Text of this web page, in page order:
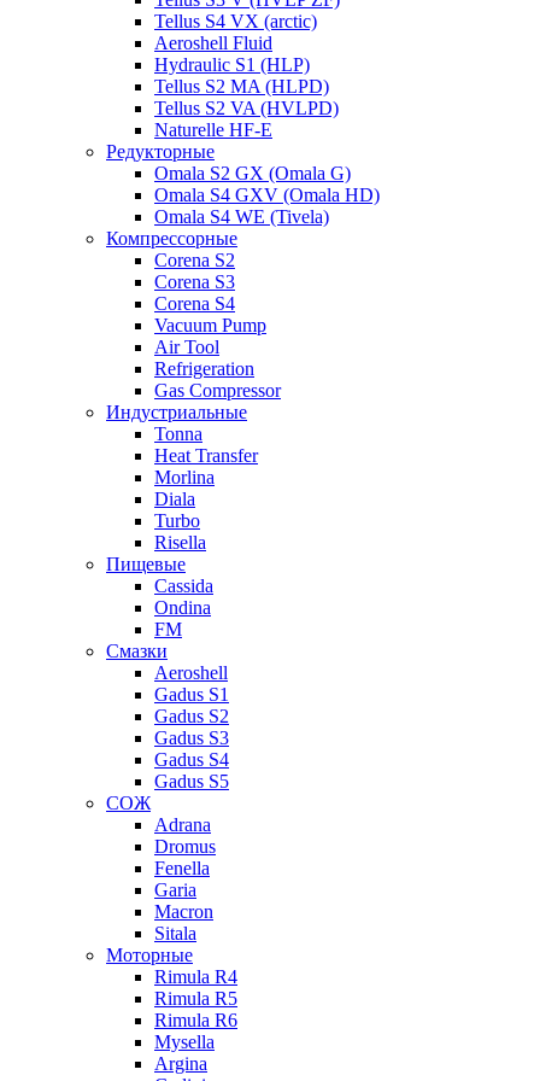
Tellus S4 VX (arctic)
Aeroshell Fluid
Hydraulic S1 (HLP)
Tellus S2 MA (HLPD)
Tellus S2 VA (HVLPD)
Naturelle HF-E
Редукторные
Omala S2 GX (Omala G)
Omala S4 GXV (Omala HD)
Omala S4 WE (Tivela)
Компрессорные
Corena S2
Corena S3
Corena S4
Vacuum Pump
Air Tool
Refrigeration
Gas Compressor
Индустриальные
Tonna
Heat Transfer
Morlina
Diala
Turbo
Risella
Пищевые
Cassida
Ondina
FM
Смазки
Aeroshell
Gadus S1
Gadus S2
Gadus S3
Gadus S4
Gadus S5
СОЖ
Adrana
Dromus
Fenella
Garia
Macron
Sitala
Моторные
Rimula R4
Rimula R5
Rimula R6
Mysella
Argina